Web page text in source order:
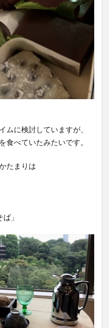
ムに検討していますが、
食べていたみたいです。
たまりは
」